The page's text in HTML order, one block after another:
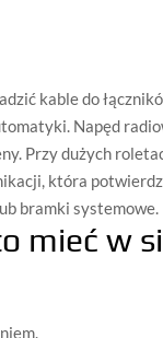
kable do
Napęd
Przy dużych
która
bramki systemowe.
mieć w